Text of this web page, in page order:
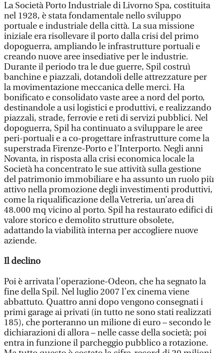
La Società Porto Industriale di Livorno Spa, costituita
nel 1928, è stata fondamentale nello sviluppo
portuale e industriale della città. La sua missione
iniziale era risollevare il porto dalla crisi del primo
dopoguerra, ampliando le infrastrutture portuali e
creando nuove aree insediative per le industrie.
Durante il periodo tra le due guerre, Spil costruì
banchine e piazzali, dotandoli delle attrezzature per
la movimentazione meccanica delle merci. Ha
bonificato e consolidato vaste aree a nord del porto,
destinandole a usi logistici e produttivi, e realizzando
piazzali, strade, ferrovie e reti di servizi pubblici. Nel
dopoguerra, Spil ha continuato a sviluppare le aree
peri-portuali e a co-progettare infrastrutture come la
superstrada Firenze-Porto e l’Interporto. Negli anni
Novanta, in risposta alla crisi economica locale la
Società ha concentrato le sue attività sulla gestione
del patrimonio immobiliare e ha assunto un ruolo più
attivo nella promozione degli investimenti produttivi,
come la riqualificazione della Vetreria, un’area di
48.000 mq vicino al porto. Spil ha restaurato edifici di
valore storico e demolito strutture obsolete,
adattando la viabilità interna per accogliere nuove
aziende.
Il declino
Poi è arrivata l’operazione-Odeon, che ha segnato la
fine della Spil. Nel luglio 2007 l’ex cinema viene
abbattuto. Quattro anni dopo vengono consegnati i
primi garage ai privati (in tutto ne sono stati realizzati
185), che porteranno un milione di euro – secondo le
dichiarazioni di allora – nelle casse della società; poi
entra in funzione il parcheggio pubblico a rotazione.